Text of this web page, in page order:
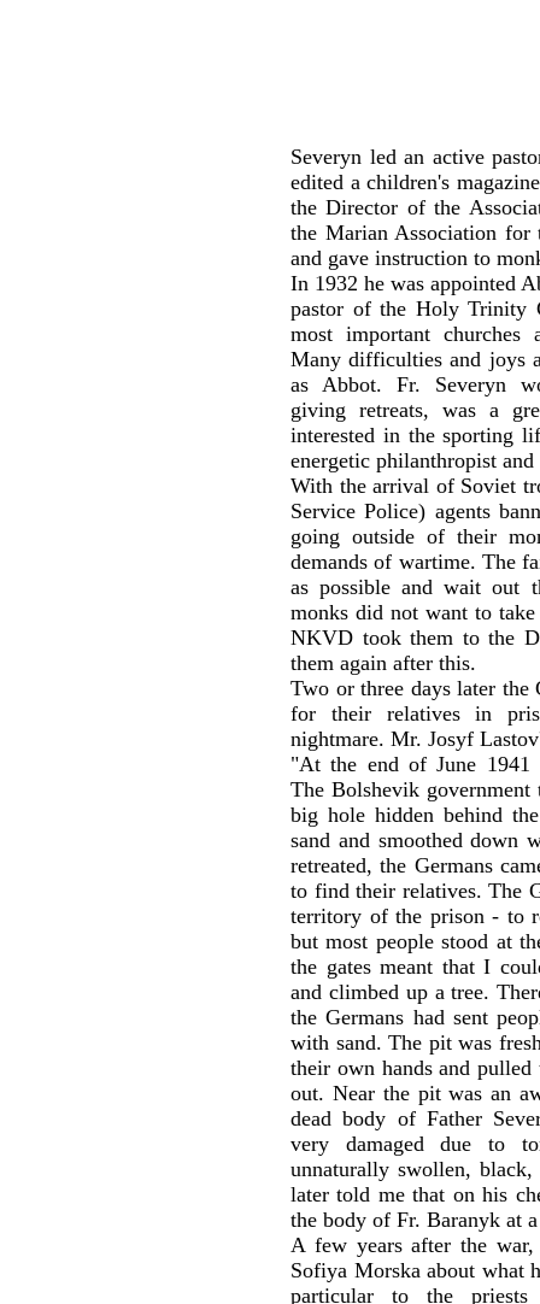
Severyn led an active
edited a children's
the Director of the
the Marian Association for
and gave instruction to
In 1932 he was appointed
pastor of the Holy Trinity
most important
Many difficulties and joys
as Abbot. Fr. Severyn
giving retreats, was a
interested in the sporting
energetic philanthropist
With the arrival of Soviet
Service Police) agents
going outside of their
demands of wartime. The
as possible and wait out
monks did not want to
NKVD took them to the
them again after this.
Two or three days later the
for their relatives in
nightmare. Mr. Josyf
"At the end of June 1941
The Bolshevik
big hole hidden behind
sand and smoothed down
retreated, the Germans
to find their relatives. The
territory of the prison - to
but most people stood at
the gates meant that I
and climbed up a tree.
the Germans had sent
with sand. The pit was
their own hands and
out. Near the pit was an
dead body of Father
very damaged due to
unnaturally swollen,
later told me that on his
the body of Fr. Baranyk at
A few years after the
Sofiya Morska about what
particular to the priests